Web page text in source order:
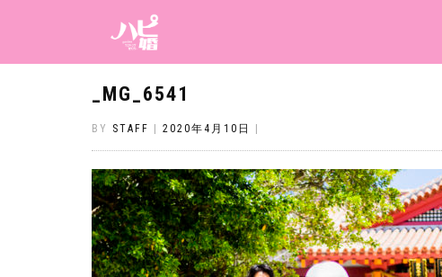
_MG_6541
BY STAFF 2020年4月10日